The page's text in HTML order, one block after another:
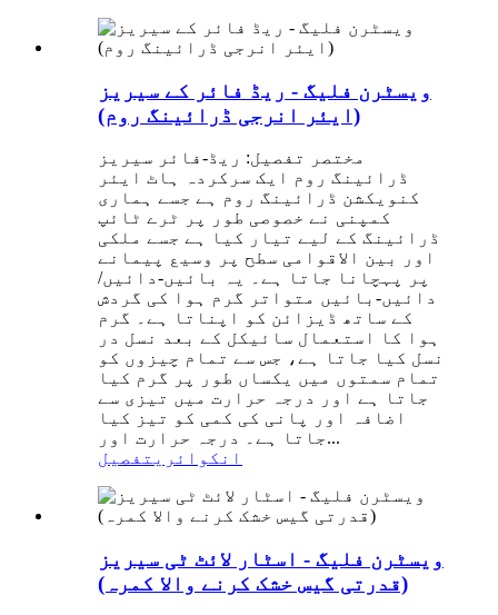
ویسٹرن فلیگ - ریڈ فائر کے سیریز
(ایئر انرجی ڈرائینگ روم)
مختصر تفصیل: ریڈ-فائر سیریز
ڈرائینگ روم ایک سرکردہ ہاٹ ایئر
کنویکشن ڈرائینگ روم ہے جسے ہماری
کمپنی نے خصوصی طور پر ٹرے ٹائپ
ڈرائینگ کے لیے تیار کیا ہے جسے ملکی
اور بین الاقوامی سطح پر وسیع پیمانے
پر پہچانا جاتا ہے۔ یہ بائیں-دائیں/
دائیں-بائیں متواتر گرم ہوا کی گردش
کے ساتھ ڈیزائن کو اپناتا ہے۔ گرم
ہوا کا استعمال سائیکل کے بعد نسل در
نسل کیا جاتا ہے، جس سے تمام چیزوں کو
تمام سمتوں میں یکساں طور پر گرم کیا
جاتا ہے اور درجہ حرارت میں تیزی سے
اضافہ اور پانی کی کمی کو تیز کیا
جاتا ہے۔ درجہ حرارت اور...
انکوائری تفصیل
ویسٹرن فلیگ - اسٹار لائٹ ٹی سیریز
(قدرتی گیس خشک کرنے والا کمرہ)